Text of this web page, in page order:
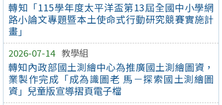
轉知「115學年度太平洋盃第13屆全國中小學網
路小論文專題暨本土使命式行動研究競賽實施計
畫」
2026-07-14 教學組
轉知內政部國土測繪中心為推廣國土測繪圖資，
業製作完成「成為識圖老 馬－探索國土測繪圖
資」兒童版宣導摺頁電子檔